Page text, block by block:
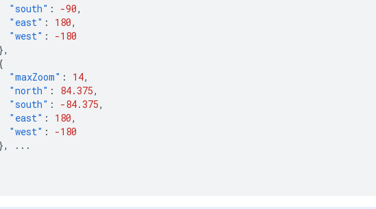
"south" : -90,
"east" : 180,
"west" :
-180
},
"maxZoom" : 14,
"north" : 84.375,
"south" : -84.375,
"east" : 180,
"west" :
-180
},
...